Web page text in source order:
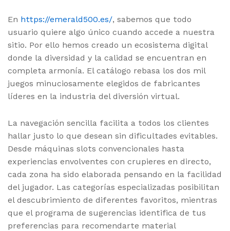
En https://emerald500.es/, sabemos que todo
usuario quiere algo único cuando accede a nuestra
sitio. Por ello hemos creado un ecosistema digital
donde la diversidad y la calidad se encuentran en
completa armonía. El catálogo rebasa los dos mil
juegos minuciosamente elegidos de fabricantes
líderes en la industria del diversión virtual.
La navegación sencilla facilita a todos los clientes
hallar justo lo que desean sin dificultades evitables.
Desde máquinas slots convencionales hasta
experiencias envolventes con crupieres en directo,
cada zona ha sido elaborada pensando en la facilidad
del jugador. Las categorías especializadas posibilitan
el descubrimiento de diferentes favoritos, mientras
que el programa de sugerencias identifica de tus
preferencias para recomendarte material